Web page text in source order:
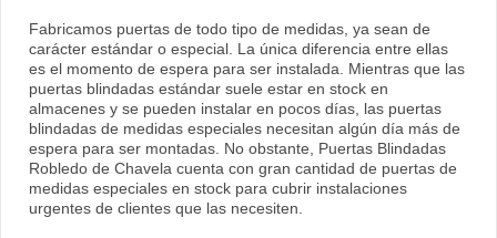
Fabricamos puertas de todo tipo de medidas, ya sean de
carácter estándar o especial. La única diferencia entre ellas
es el momento de espera para ser instalada. Mientras que las
puertas blindadas estándar suele estar en stock en
almacenes y se pueden instalar en pocos días, las puertas
blindadas de medidas especiales necesitan algún día más de
espera para ser montadas. No obstante, Puertas Blindadas
Robledo de Chavela cuenta con gran cantidad de puertas de
medidas especiales en stock para cubrir instalaciones
urgentes de clientes que las necesiten.